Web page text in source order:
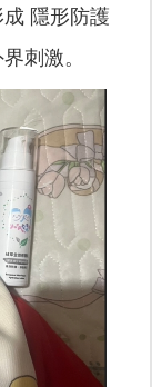
隱形防護
刺激。